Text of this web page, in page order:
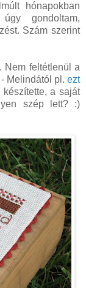
hónapokban
gondoltam,
Szám szerint
Nem feltétlenül a
Melindától pl. ezt
a saját
szép lett? :)